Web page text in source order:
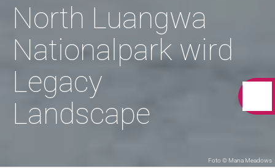
Foto © Mana Meadows
North Luangwa
Nationalpark wird
Legacy
Landscape